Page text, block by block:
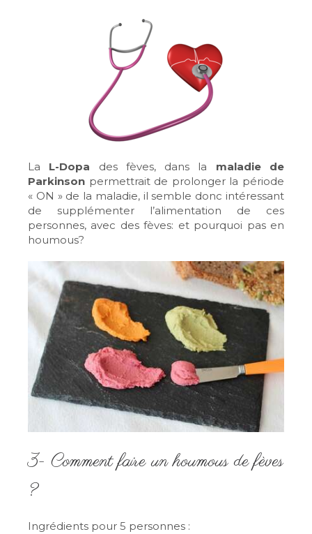
La L-Dopa des fèves, dans la maladie de
Parkinson permettrait de prolonger la période
« ON » de la maladie, il semble donc intéressant
de supplémenter l’alimentation de ces
personnes, avec des fèves: et pourquoi pas en
houmous?
3- Comment faire un houmous de fèves
?
Ingrédients pour 5 personnes :